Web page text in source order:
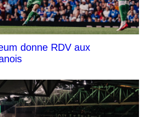
donne RDV aux